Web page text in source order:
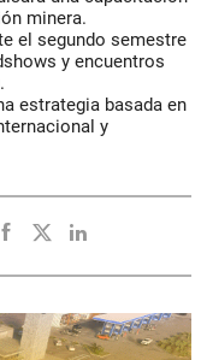
minera.
el segundo semestre
y encuentros
estrategia basada en
y